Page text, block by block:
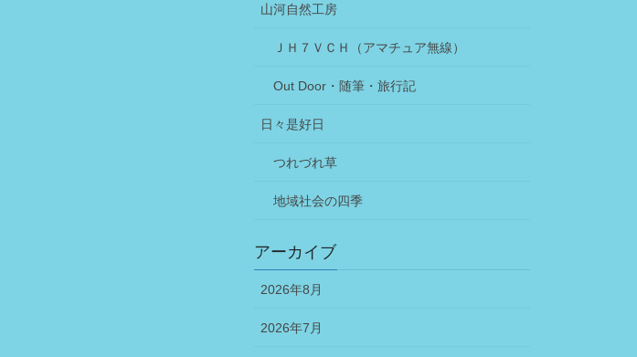
山河自然工房
ＪＨ７ＶＣＨ（アマチュア無線）
Out Door・随筆・旅行記
日々是好日
つれづれ草
地域社会の四季
アーカイブ
2026年8月
2026年7月